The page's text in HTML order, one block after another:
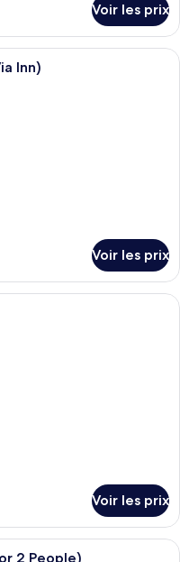
Voir les prix
chambre d’hôtel avec un
Inn)
Voir les prix
chambre d’hôtel avec un lit, un
Voir les prix
chambre d’hôtel avec un lit, un
2 People)